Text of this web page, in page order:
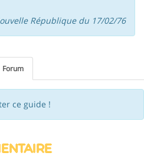
République du 17/02/76
Forum
ce guide !